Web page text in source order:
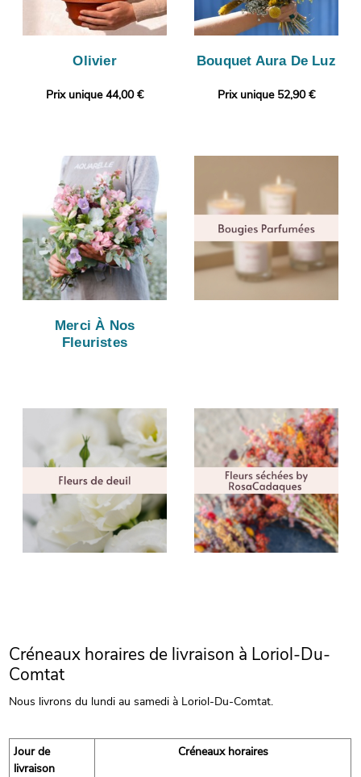
Olivier
Prix unique 44,00 €
Bouquet Aura De Luz
Prix unique 52,90 €
Merci À Nos
Fleuristes
Créneaux horaires de livraison à Loriol-Du-
Comtat
Nous livrons du lundi au samedi à Loriol-Du-Comtat.
Jour de
livraison
Créneaux horaires